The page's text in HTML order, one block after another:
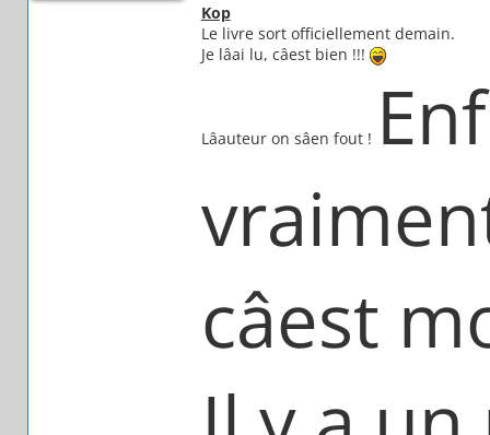
Kop
Le livre sort officiellement demain.
Je lâai lu, câest bien !!!
Lâauteur on sâen fout !
câest